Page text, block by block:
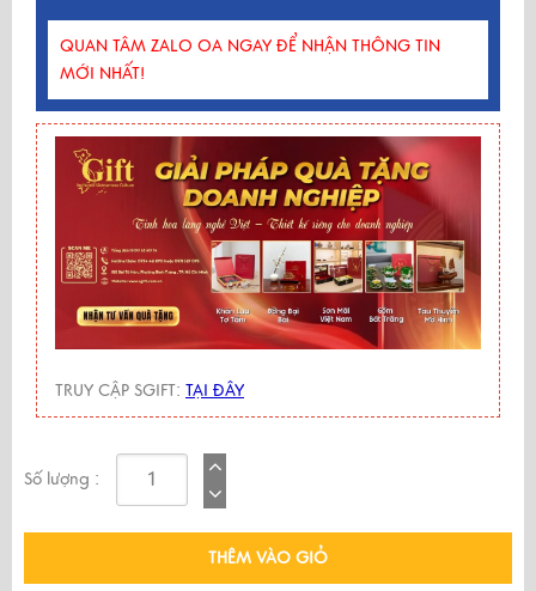
QUAN TÂM ZALO OA NGAY ĐỂ NHẬN THÔNG TIN
MỚI NHẤT!
TRUY CẬP SGIFT: TẠI ĐÂY
Số lượng :
THÊM VÀO GIỎ